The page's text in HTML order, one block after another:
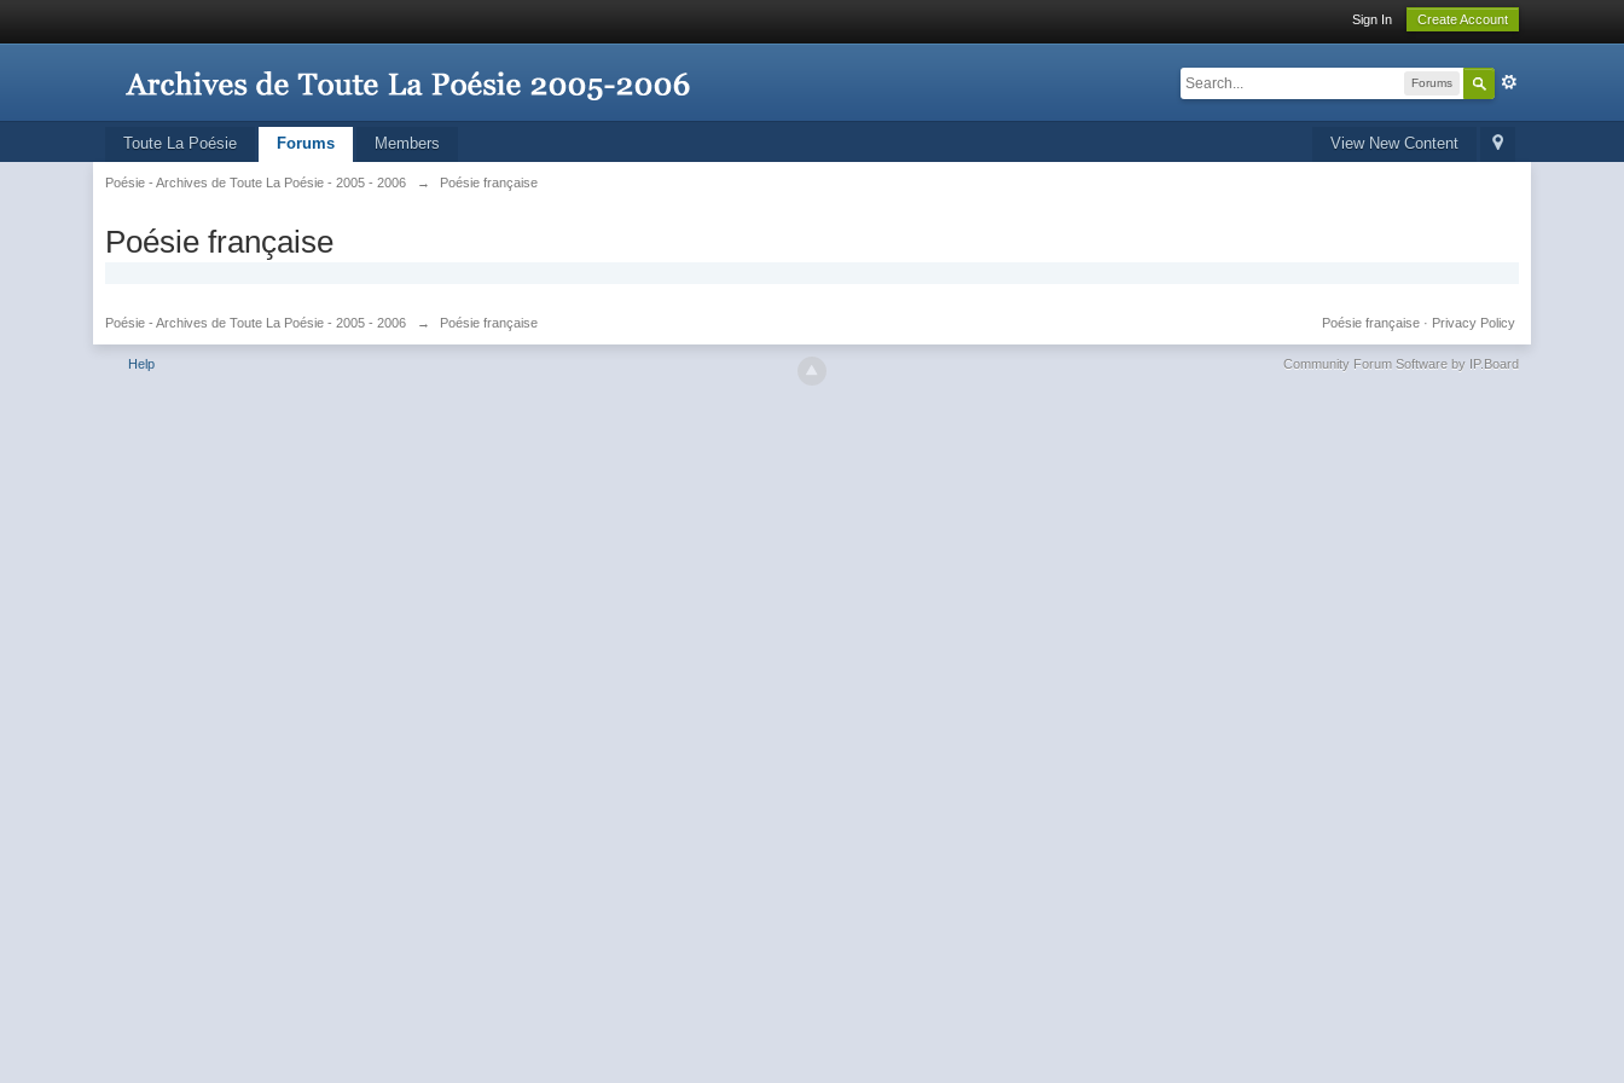
Sign In Create Account
Forums
View New Content
Toute La Poésie Forums Members
Poésie - Archives de Toute La Poésie - 2005 - 2006 → Poésie française
Poésie française
Poésie - Archives de Toute La Poésie - 2005 - 2006 → Poésie française Privacy Policy
Poésie française·
Help Community Forum Software by IP.Board